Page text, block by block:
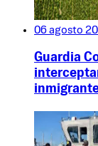
06 agosto
Guardia